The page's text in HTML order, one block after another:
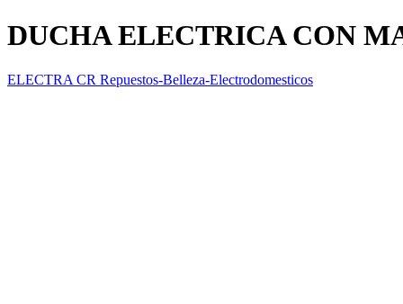
DUCHA ELECTRICA CON
ELECTRA CR Repuestos-Belleza-Electrodomesticos